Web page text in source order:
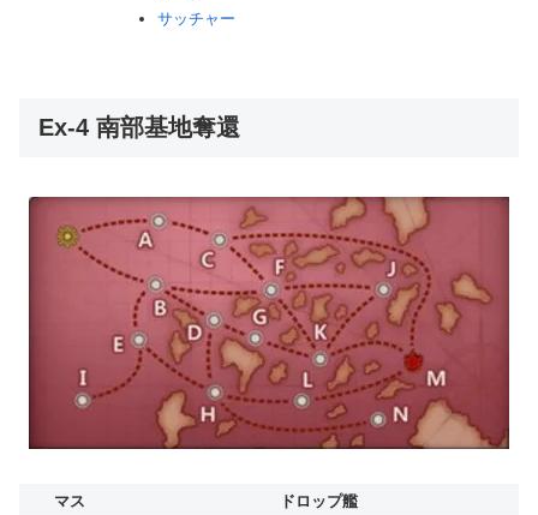
サッチャー
Ex-4 南部基地奪還
マス
ドロップ艦